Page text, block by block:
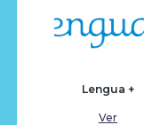
Lengua +
Ver